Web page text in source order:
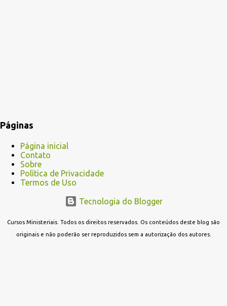
Páginas
Página inicial
Contato
Sobre
Política de Privacidade
Termos de Uso
Tecnologia do Blogger
Cursos Ministeriais. Todos os direitos reservados. Os conteúdos deste blog são
originais e não poderão ser reproduzidos sem a autorização dos autores.